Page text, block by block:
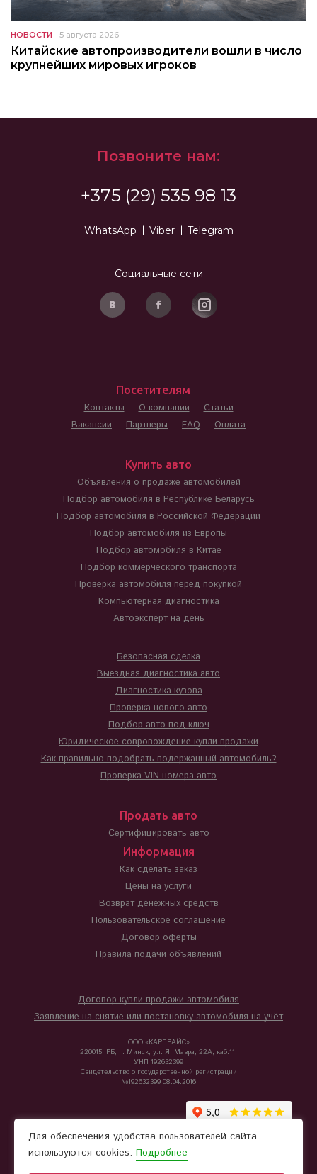
НОВОСТИ 5 августа 2026
Китайские автопроизводители вошли в число
крупнейших мировых игроков
Позвоните нам:
+375 (29) 535 98 13
WhatsApp Viber Telegram
Социальные сети
Посетителям
Контакты О компании
Статьи
Вакансии
Партнеры FAQ Оплата
Купить авто
Объявления о продаже автомобилей
Подбор автомобиля в Республике Беларусь
Подбор автомобиля в Российской Федерации
Подбор автомобиля из Европы
Подбор автомобиля в Китае
Подбор коммерческого транспорта
Проверка автомобиля перед покупкой
Компьютерная диагностика
Автоэксперт на день
Безопасная сделка
Выездная диагностика авто
Диагностика кузова
Проверка нового авто
Подбор авто под ключ
Юридическое совровождение купли-продажи
Как правильно подобрать подержанный автомобиль?
Проверка VIN номера авто
Продать авто
Сертифицировать авто
Информация
Как сделать заказ
Цены на услуги
Возврат денежных средств
Пользовательское соглашение
Договор оферты
Правила подачи объявлений
Договор купли-продажи автомобиля
Заявление на снятие или постановку автомобиля на учёт
ООО «КАРПРАЙС»
220015, РБ, г. Минск, ул. Я. Мавра, 22А, каб.11.
УНП 192632399
Свидетельство о государственной регистрации
№192632399 08.04.2016
Для обеспечения удобства пользователей сайта
используются cookies. Подробнее